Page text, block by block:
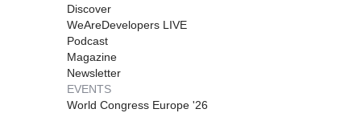
Discover
WeAreDevelopers LIVE
Podcast
Magazine
Newsletter
EVENTS
World Congress Europe '26